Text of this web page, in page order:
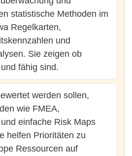
statistische Methoden im
Regelkarten,
und
Sie zeigen ob
fähig sind.
werden sollen,
wie FMEA,
einfache Risk Maps
helfen Prioritäten zu
Ressourcen auf